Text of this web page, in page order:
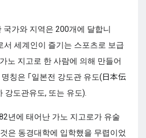
국가와 지역은 200개에 달합니
서 세계인이 즐기는 스포츠로 보급
노 지고로 한 사람에 의해 만들어
칭은 「일본전 강도관 유도(日本伝
강도관유도, 또는 유도).
년에 태어난 가노 지고로가 유술
은 동경대학에 입학했을 무렵이었